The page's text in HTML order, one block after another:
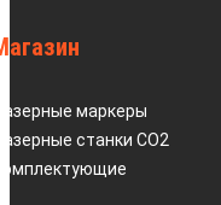
маркеры
станки СО2